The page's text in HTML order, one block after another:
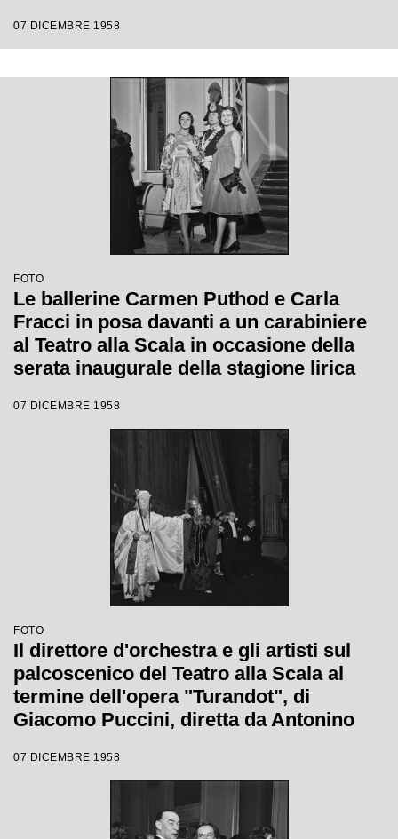
Wallmann, che inaugura la stagione
07 DICEMBRE 1958
FOTO
Le ballerine Carmen Puthod e Carla
Fracci in posa davanti a un carabiniere
al Teatro alla Scala in occasione della
serata inaugurale della stagione lirica
Giacomo Puccini, diretta da Antonino
Votto con la regia di Margherita
07 DICEMBRE 1958
FOTO
Il direttore d'orchestra e gli artisti sul
palcoscenico del Teatro alla Scala al
termine dell'opera "Turandot", di
Giacomo Puccini, diretta da Antonino
Wallmann, che inaugura la stagione
lirica 1958-1959
07 DICEMBRE 1958